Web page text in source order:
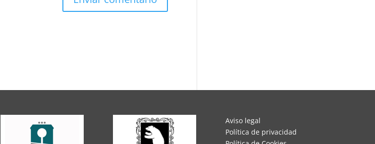
Aviso legal
Política de privacidad